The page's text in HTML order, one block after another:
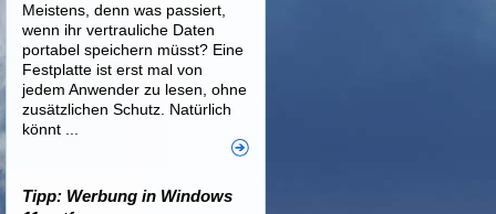
Meistens, denn was passiert,
wenn ihr vertrauliche Daten
portabel speichern müsst? Eine
Festplatte ist erst mal von
jedem Anwender zu lesen, ohne
zusätzlichen Schutz. Natürlich
könnt ...
Tipp: Werbung in Windows